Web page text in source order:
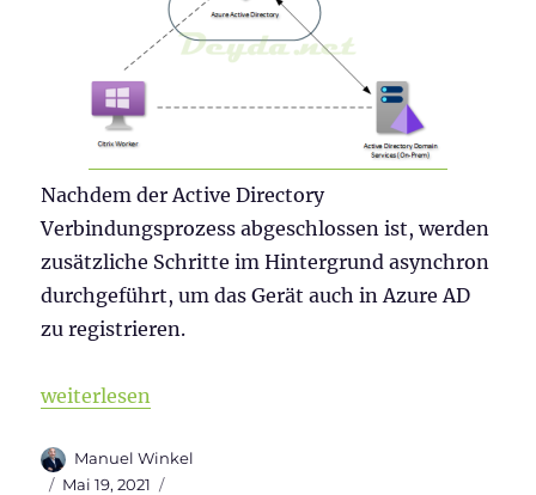
Nachdem der Active Directory
Verbindungsprozess abgeschlossen ist, werden
zusätzliche Schritte im Hintergrund asynchron
durchgeführt, um das Gerät auch in Azure AD
zu registrieren.
„Warum sollte ein Windows Server 2019 VDI
weiterlesen
Autor
Manuel Winkel
Veröffentlicht
Mai 19, 2021